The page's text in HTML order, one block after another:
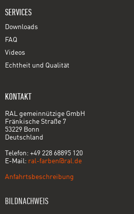
SERVICES
Downloads
FAQ
Videos
Echtheit und Qualität
KONTAKT
RAL gemeinnützige GmbH
Fränkische Straße 7
53229 Bonn
Deutschland
Telefon: +49 228 68895 120
E-Mail: ral-farben@ral.de
Anfahrtsbeschreibung
BILDNACHWEIS